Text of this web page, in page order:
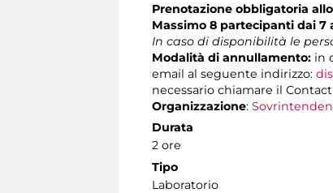
Prenotazione obbligatoria
Massimo 8 partecipanti dai 7
In caso di disponibilità le
Modalità di annullamento: in
email al seguente indirizzo:
necessario chiamare il
Organizzazione:
Durata
2 ore
Tipo
Laboratorio